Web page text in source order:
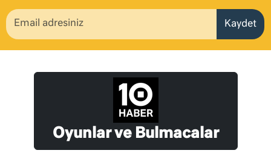
Kaydet
Oyunlar ve Bulmacalar